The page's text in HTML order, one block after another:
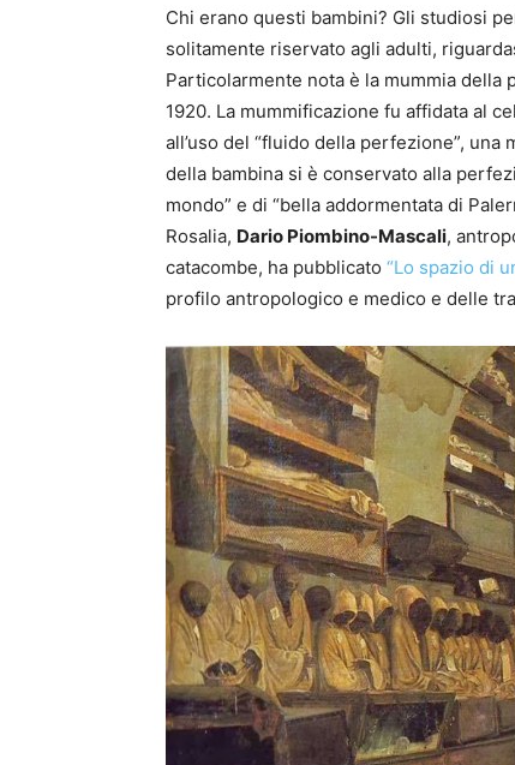
Chi erano questi bambini? Gli studiosi
solitamente riservato agli adulti,
Particolarmente nota è la mummia della
1920. La mummificazione fu affidata al
all’uso del “fluido della perfezione”,
della bambina si è conservato alla
mondo” e di “bella addormentata di
Rosalia, Dario Piombino-Mascali,
catacombe, ha pubblicato “Lo spazio di
profilo antropologico e medico e delle